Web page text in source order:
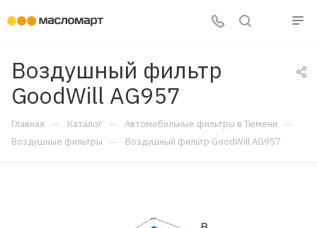
Воздушный фильтр
GoodWill AG957
Главная — Каталог — Автомобильные фильтры в Тюмени —
Воздушные фильтры — Воздушный фильтр GoodWill AG957